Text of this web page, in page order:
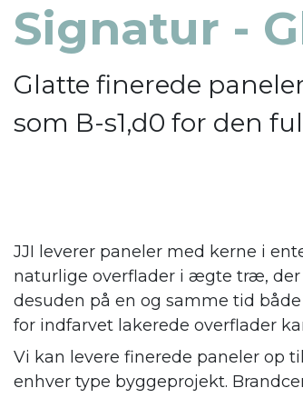
Signatur -
Glatte finerede
som B-s1,d0 for den
JJI leverer paneler med kerne i
naturlige overflader i ægte træ,
desuden på en og samme tid
for indfarvet lakerede overflader
Vi kan levere finerede paneler op
enhver type byggeprojekt.